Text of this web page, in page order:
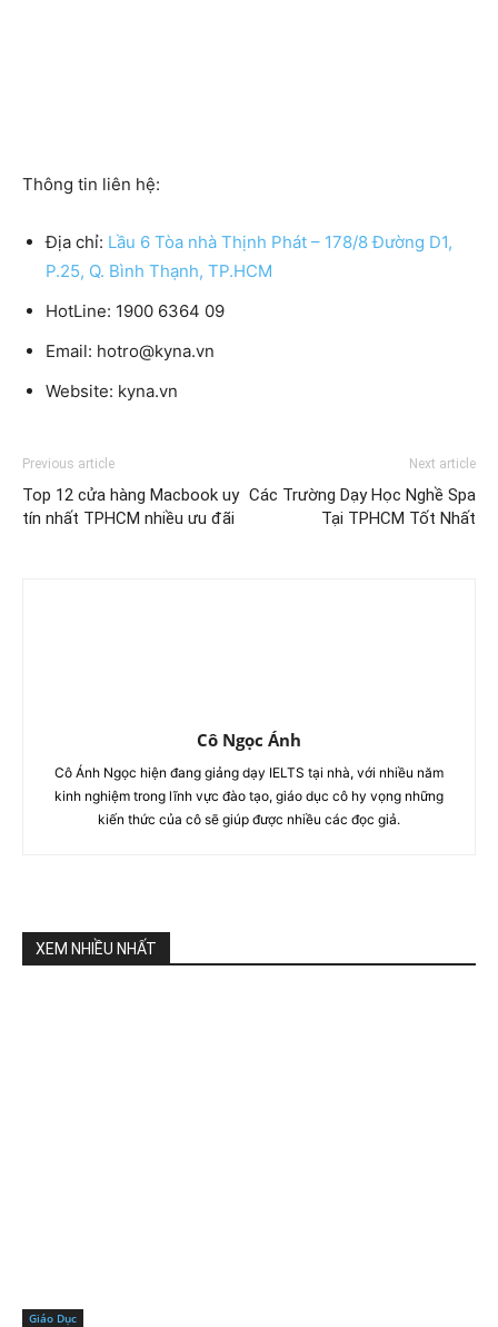
Thông tin liên hệ:
Địa chỉ: Lầu 6 Tòa nhà Thịnh Phát – 178/8 Đường D1,
P.25, Q. Bình Thạnh, TP.HCM
HotLine: 1900 6364 09
Email: hotro@kyna.vn
Website: kyna.vn
Previous article
Top 12 cửa hàng Macbook uy
tín nhất TPHCM nhiều ưu đãi
Next article
Các Trường Dạy Học Nghề Spa
Tại TPHCM Tốt Nhất
Cô Ngọc Ánh
Cô Ánh Ngọc hiện đang giảng dạy IELTS tại nhà, với nhiều năm
kinh nghiệm trong lĩnh vực đào tạo, giáo dục cô hy vọng những
kiến thức của cô sẽ giúp được nhiều các đọc giả.
XEM NHIỀU NHẤT
Giáo Dục